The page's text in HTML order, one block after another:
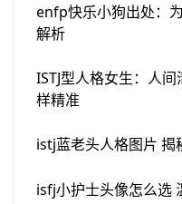
enfp快乐小狗出处：
解析
ISTJ型人格女生：人
样精准
istj蓝老头人格图片 揭
isfj小护士头像怎么选